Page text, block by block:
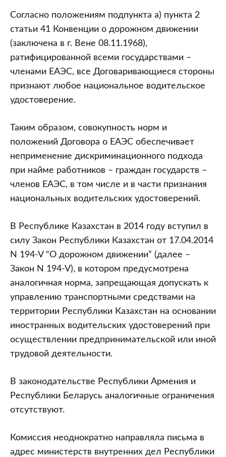
Согласно положениям подпункта а) пункта 2
статьи 41 Конвенции о дорожном движении
(заключена в г. Вене 08.11.1968),
ратифицированной всеми государствами –
членами ЕАЭС, все Договаривающиеся стороны
признают любое национальное водительское
удостоверение.
Таким образом, совокупность норм и
положений Договора о ЕАЭС обеспечивает
неприменение дискриминационного подхода
при найме работников – граждан государств –
членов ЕАЭС, в том числе и в части признания
национальных водительских удостоверений.
В Республике Казахстан в 2014 году вступил в
силу Закон Республики Казахстан от 17.04.2014
N 194-V “О дорожном движении” (далее –
Закон N 194-V), в котором предусмотрена
аналогичная норма, запрещающая допускать к
управлению транспортными средствами на
территории Республики Казахстан на основании
иностранных водительских удостоверений при
осуществлении предпринимательской или иной
трудовой деятельности.
В законодательстве Республики Армения и
Республики Беларусь аналогичные ограничения
отсутствуют.
Комиссия неоднократно направляла письма в
адрес министерств внутренних дел Республики